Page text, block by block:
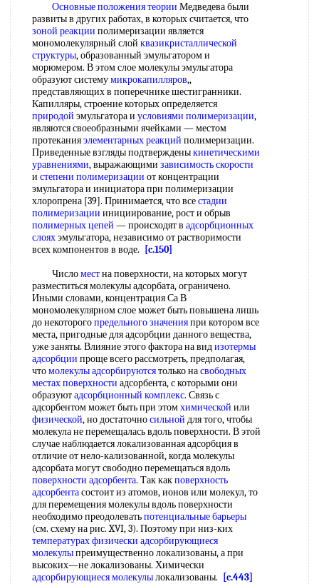
Основные положения теории Медведева были
развиты в других работах, в которых считается, что
зоной реакции полимеризации является
мономолекулярный слой квазикристаллической
структуры, образованный эмульгатором и
морюмером. В этом слое молекулы эмульгатора
образуют системумикрокапилляров,,
представляющих в поперечнике шестигранники.
Капилляры, строение которых определяется
природой эмульгатора и условиями полимеризации,
являются своеобразными ячейками — местом
протеканияэлементарных реакций полимеризации.
Приведенные взгляды подтвержденыкинетическими
уравнениями, выражающими зависимость скорости
и степени полимеризации от концентрации
эмульгатора и инициатора при полимеризации
хлоропрена [39]. Принимается, что всестадии
полимеризации инициирование, рост и обрыв
полимерных цепей — происходят в адсорбционных
слояхэмульгатора, независимо от растворимости
всех компонентов в воде.
[c.150]
Числоместна поверхности, на которых могут
разместиться молекулы адсорбата, ограничено.
Иными словами, концентрация Са В
мономолекулярном слое может быть повышена лишь
до некоторогопредельного значенияпри котором все
места, пригодные для адсорбции данного вещества,
уже заняты. Влияние этого фактора на видизотермы
адсорбции проще всего рассмотреть, предполагая,
чтомолекулы адсорбируютсятолько насвободных
местах поверхности адсорбента, с которыми они
образуютадсорбционный комплекс. Связь с
адсорбентом может быть при этомхимической или
физической, но достаточносильной для того, чтобы
молекула не перемещалась вдоль поверхности. В этой
случае наблюдается локализованная адсорбция в
отличие от нело-кализованной, когда молекулы
адсорбата могут свободно перемещаться вдоль
поверхности адсорбента. Так какповерхность
адсорбентасостоит из атомов, ионов или молекул, то
для перемещения молекулы вдоль поверхности
необходимо преодолеватьпотенциальные барьеры
(см. схему на рис. XVI, 3). Поэтому при низ-ких
температурах физически адсорбирующиеся
молекулыпреимущественно локализованы, а при
высоких—не локализованы. Химически
адсорбирующиеся молекулылокализованы.
[c.443]